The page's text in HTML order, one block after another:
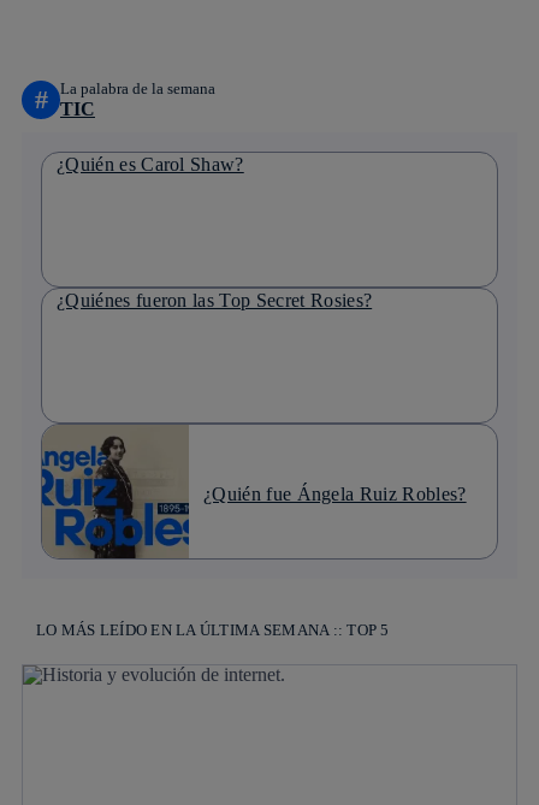
# La palabra de la semana
TIC
¿Quién es Carol Shaw?
¿Quiénes fueron las Top Secret Rosies?
¿Quién fue Ángela Ruiz Robles?
LO MÁS LEÍDO EN LA ÚLTIMA SEMANA :: TOP 5